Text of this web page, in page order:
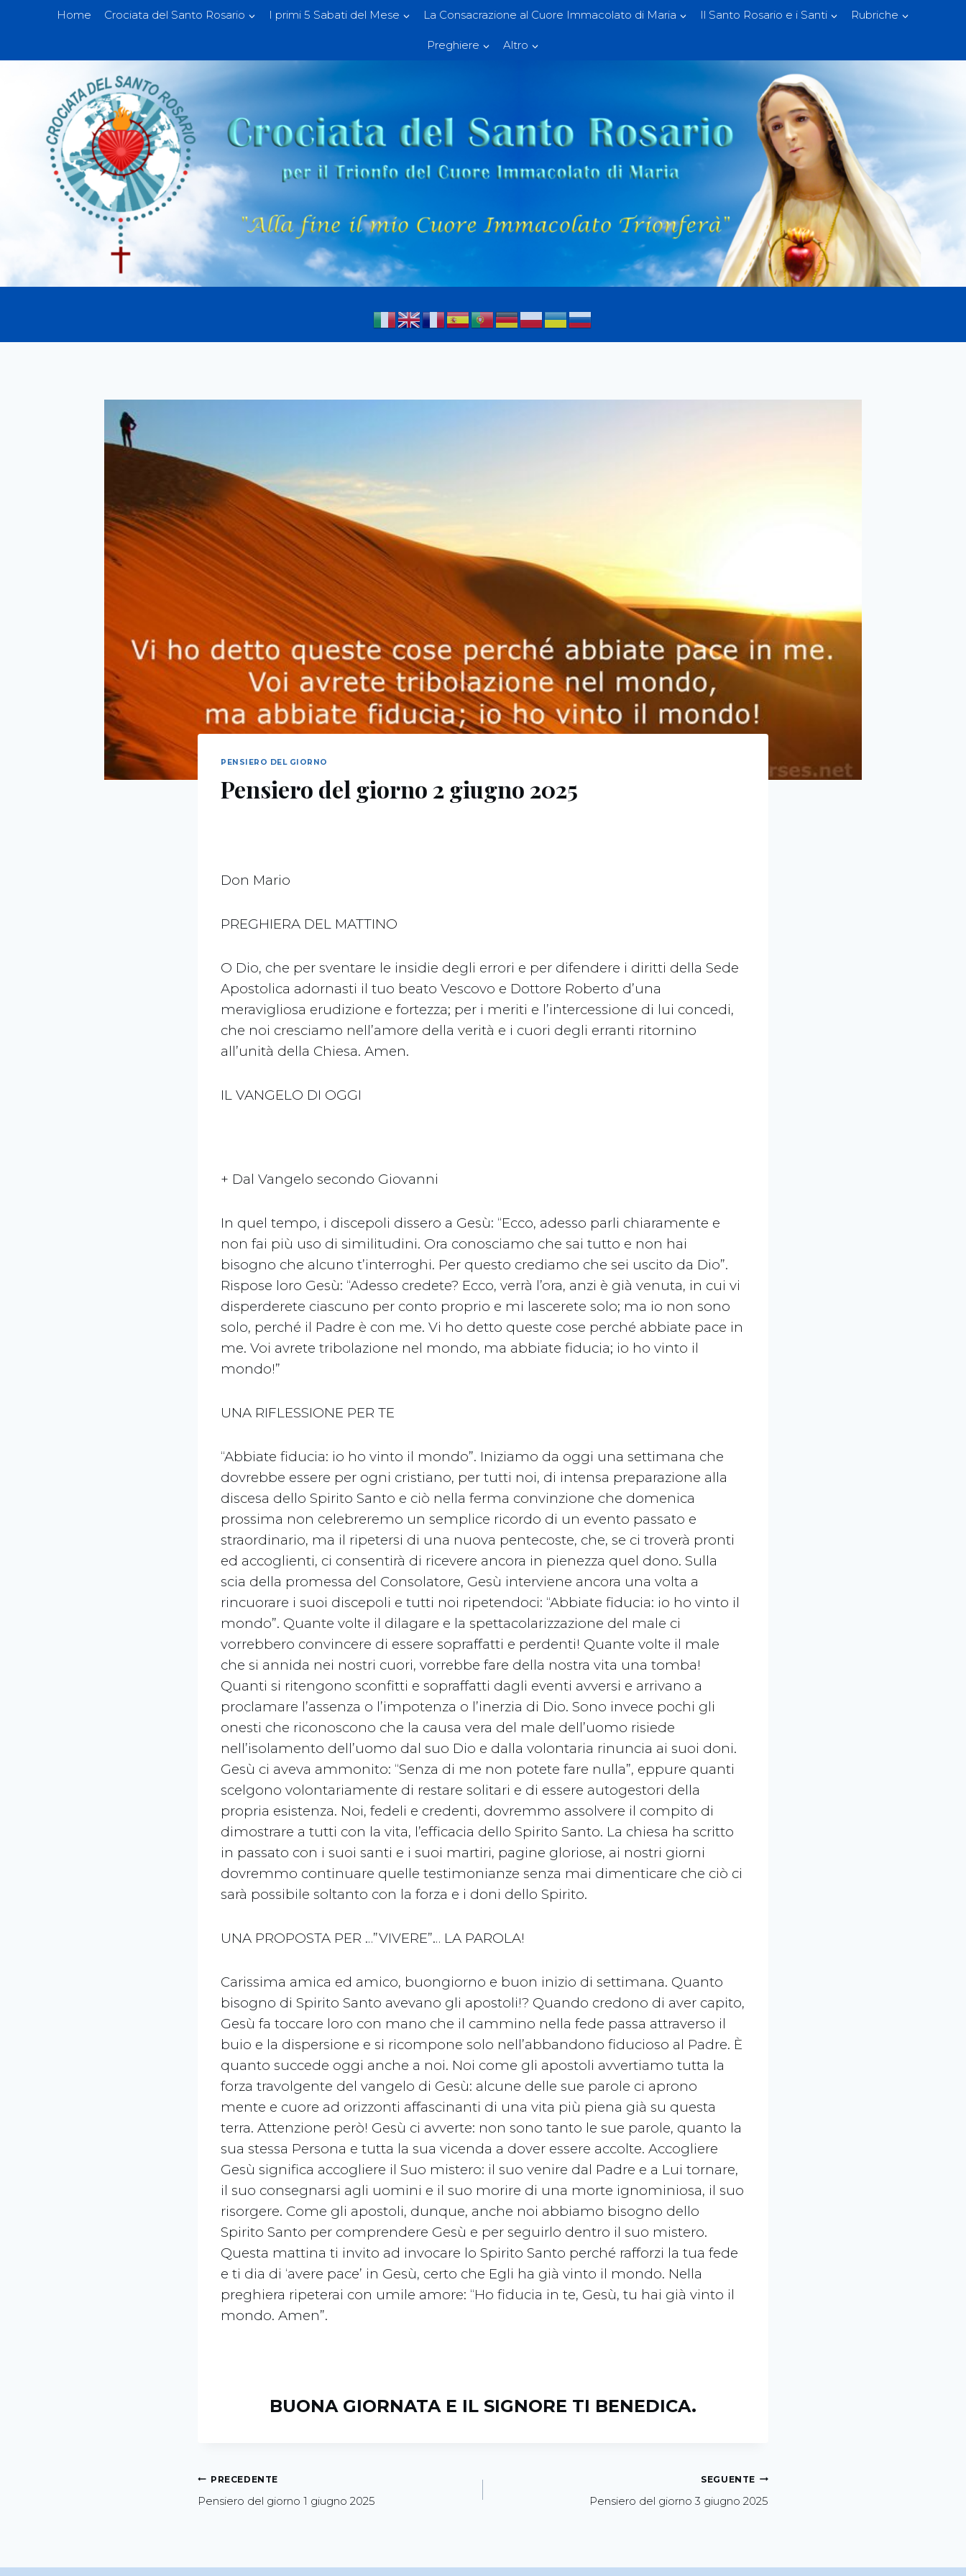
Home Crociata del Santo Rosario I primi 5 Sabati del Mese La Consacrazione al Cuore Immacolato di Maria Il Santo Rosario e i Santi Rubriche
Preghiere Altro
PENSIERO DEL GIORNO
Pensiero del giorno 2 giugno 2025
Don Mario
PREGHIERA DEL MATTINO
O Dio, che per sventare le insidie degli errori e per difendere i diritti della Sede
Apostolica adornasti il tuo beato Vescovo e Dottore Roberto d’una
meravigliosa erudizione e fortezza; per i meriti e l’intercessione di lui concedi,
che noi cresciamo nell’amore della verità e i cuori degli erranti ritornino
all’unità della Chiesa. Amen.
IL VANGELO DI OGGI
+ Dal Vangelo secondo Giovanni
In quel tempo, i discepoli dissero a Gesù: “Ecco, adesso parli chiaramente e
non fai più uso di similitudini. Ora conosciamo che sai tutto e non hai
bisogno che alcuno t’interroghi. Per questo crediamo che sei uscito da Dio”.
Rispose loro Gesù: “Adesso credete? Ecco, verrà l’ora, anzi è già venuta, in cui vi
disperderete ciascuno per conto proprio e mi lascerete solo; ma io non sono
solo, perché il Padre è con me. Vi ho detto queste cose perché abbiate pace in
me. Voi avrete tribolazione nel mondo, ma abbiate fiducia; io ho vinto il
mondo!”
UNA RIFLESSIONE PER TE
“Abbiate fiducia: io ho vinto il mondo”. Iniziamo da oggi una settimana che
dovrebbe essere per ogni cristiano, per tutti noi, di intensa preparazione alla
discesa dello Spirito Santo e ciò nella ferma convinzione che domenica
prossima non celebreremo un semplice ricordo di un evento passato e
straordinario, ma il ripetersi di una nuova pentecoste, che, se ci troverà pronti
ed accoglienti, ci consentirà di ricevere ancora in pienezza quel dono. Sulla
scia della promessa del Consolatore, Gesù interviene ancora una volta a
rincuorare i suoi discepoli e tutti noi ripetendoci: “Abbiate fiducia: io ho vinto il
mondo”. Quante volte il dilagare e la spettacolarizzazione del male ci
vorrebbero convincere di essere sopraffatti e perdenti! Quante volte il male
che si annida nei nostri cuori, vorrebbe fare della nostra vita una tomba!
Quanti si ritengono sconfitti e sopraffatti dagli eventi avversi e arrivano a
proclamare l’assenza o l’impotenza o l’inerzia di Dio. Sono invece pochi gli
onesti che riconoscono che la causa vera del male dell’uomo risiede
nell’isolamento dell’uomo dal suo Dio e dalla volontaria rinuncia ai suoi doni.
Gesù ci aveva ammonito: “Senza di me non potete fare nulla”, eppure quanti
scelgono volontariamente di restare solitari e di essere autogestori della
propria esistenza. Noi, fedeli e credenti, dovremmo assolvere il compito di
dimostrare a tutti con la vita, l’efficacia dello Spirito Santo. La chiesa ha scritto
in passato con i suoi santi e i suoi martiri, pagine gloriose, ai nostri giorni
dovremmo continuare quelle testimonianze senza mai dimenticare che ciò ci
sarà possibile soltanto con la forza e i doni dello Spirito.
UNA PROPOSTA PER …”VIVERE”… LA PAROLA!
Carissima amica ed amico, buongiorno e buon inizio di settimana. Quanto
bisogno di Spirito Santo avevano gli apostoli!? Quando credono di aver capito,
Gesù fa toccare loro con mano che il cammino nella fede passa attraverso il
buio e la dispersione e si ricompone solo nell’abbandono fiducioso al Padre. È
quanto succede oggi anche a noi. Noi come gli apostoli avvertiamo tutta la
forza travolgente del vangelo di Gesù: alcune delle sue parole ci aprono
mente e cuore ad orizzonti affascinanti di una vita più piena già su questa
terra. Attenzione però! Gesù ci avverte: non sono tanto le sue parole, quanto la
sua stessa Persona e tutta la sua vicenda a dover essere accolte. Accogliere
Gesù significa accogliere il Suo mistero: il suo venire dal Padre e a Lui tornare,
il suo consegnarsi agli uomini e il suo morire di una morte ignominiosa, il suo
risorgere. Come gli apostoli, dunque, anche noi abbiamo bisogno dello
Spirito Santo per comprendere Gesù e per seguirlo dentro il suo mistero.
Questa mattina ti invito ad invocare lo Spirito Santo perché rafforzi la tua fede
e ti dia di ‘avere pace’ in Gesù, certo che Egli ha già vinto il mondo. Nella
preghiera ripeterai con umile amore: “Ho fiducia in te, Gesù, tu hai già vinto il
mondo. Amen”.
BUONA GIORNATA E IL SIGNORE TI BENEDICA.
PRECEDENTE
Pensiero del giorno 1 giugno 2025
SEGUENTE
Pensiero del giorno 3 giugno 2025